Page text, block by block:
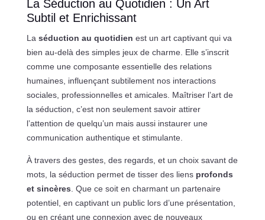
La Séduction au Quotidien : Un Art
Subtil et Enrichissant
La séduction au quotidien est un art captivant qui va
bien au-delà des simples jeux de charme. Elle s’inscrit
comme une composante essentielle des relations
humaines, influençant subtilement nos interactions
sociales, professionnelles et amicales. Maîtriser l’art de
la séduction, c’est non seulement savoir attirer
l’attention de quelqu’un mais aussi instaurer une
communication authentique et stimulante.
À travers des gestes, des regards, et un choix savant de
mots, la séduction permet de tisser des liens profonds
et sincères . Que ce soit en charmant un partenaire
potentiel, en captivant un public lors d’une présentation,
ou en créant une connexion avec de nouveaux